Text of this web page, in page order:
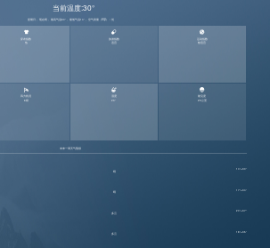
当前温度:30°
星期日， 现在晴， 最高气温30°， 最低气温14°， 空气质量（AQI）：优

穿衣指数
热

旅游指数
适宜

运动指数
较适宜

风力状况
6级

湿度
23°

能见度
25公里
未来一周天气预报
晴
14°~30°
晴
17°~34°
多云
20°~37°
多云
18°~35°